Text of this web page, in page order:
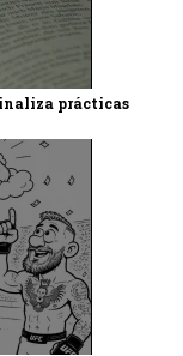
prácticas